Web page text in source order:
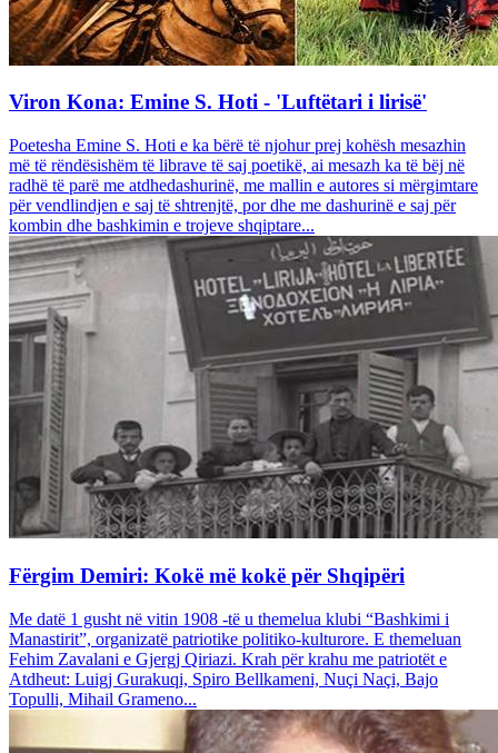
Viron Kona: Emine S. Hoti - 'Luftëtari i lirisë'
Poetesha Emine S. Hoti e ka bërë të njohur prej kohësh mesazhin
më të rëndësishëm të librave të saj poetikë, ai mesazh ka të bëj në
radhë të parë me atdhedashurinë, me mallin e autores si mërgimtare
për vendlindjen e saj të shtrenjtë, por dhe me dashurinë e saj për
kombin dhe bashkimin e trojeve shqiptare...
Fërgim Demiri: Kokë më kokë për Shqipëri
Me datë 1 gusht në vitin 1908 -të u themelua klubi “Bashkimi i
Manastirit”, organizatë patriotike politiko-kulturore. E themeluan
Fehim Zavalani e Gjergj Qiriazi. Krah për krahu me patriotët e
Atdheut: Luigj Gurakuqi, Spiro Bellkameni, Nuçi Naçi, Bajo
Topulli, Mihail Grameno...